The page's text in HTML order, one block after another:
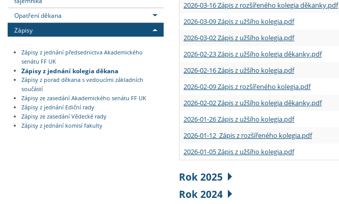
Opatření děkana
Zápisy
Zápisy z jednání předsednictva Akademického
senátu FF UK
Zápisy z jednání kolegia děkana
Zápisy z porad děkana s vedoucími základních
součástí
Zápisy ze zasedání Akademického senátu FF UK
Zápisy z jednání Ediční rady
Zápisy ze zasedání Vědecké rady
Zápisy z jednání komisí fakulty
2026-03-16 Zápis z rozšířeného kolegia děkanky.pdf
2026-03-09 Zápis z užšího kolegia.pdf
2026-03-02 Zápis z užšího kolegia.pdf
2026-02-23 Zápis z užšího kolegia děkanky.pdf
2026-02-16 Zápis z užšího kolegia.pdf
2026-02-09 Zápis z rozšířeného kolegia.pdf
2026-02-02 Zápis z užšího kolegia děkanky.pdf
2026-01-26 Zápis z užšího kolegia.pdf
2026-01-12 Zápis z rozšířeného kolegia.pdf
2026-01-05 Zápis z užšího kolegia.pdf
Rok 2025
Rok 2024